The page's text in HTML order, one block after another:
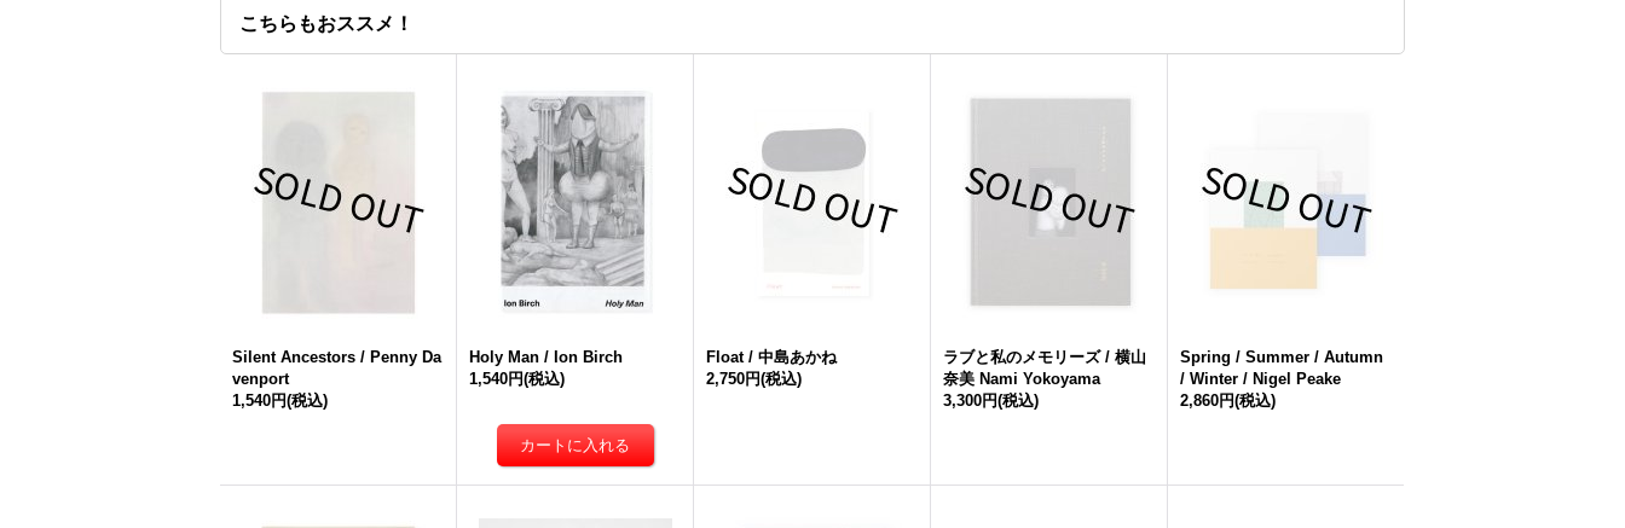
こちらもおススメ！
Silent Ancestors / Penny Da
venport
1,540円(税込)
Holy Man / Ion Birch
1,540円(税込)
Float / 中島あかね
2,750円(税込)
ラブと私のメモリーズ / 横山
奈美 Nami Yokoyama
3,300円(税込)
Spring / Summer / Autumn
/ Winter / Nigel Peake
2,860円(税込)